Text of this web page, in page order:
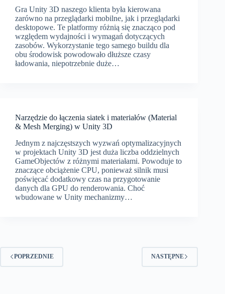
Gra Unity 3D naszego klienta była kierowana
zarówno na przeglądarki mobilne, jak i przeglądarki
desktopowe. Te platformy różnią się znacząco pod
względem wydajności i wymagań dotyczących
zasobów. Wykorzystanie tego samego buildu dla
obu środowisk powodowało dłuższe czasy
ładowania, niepotrzebnie duże…
Narzędzie do łączenia siatek i materiałów (Material
& Mesh Merging) w Unity 3D
Jednym z najczęstszych wyzwań optymalizacyjnych
w projektach Unity 3D jest duża liczba oddzielnych
GameObjectów z różnymi materiałami. Powoduje to
znaczące obciążenie CPU, ponieważ silnik musi
poświęcać dodatkowy czas na przygotowanie
danych dla GPU do renderowania. Choć
wbudowane w Unity mechanizmy…
POPRZEDNIE NASTĘPNE